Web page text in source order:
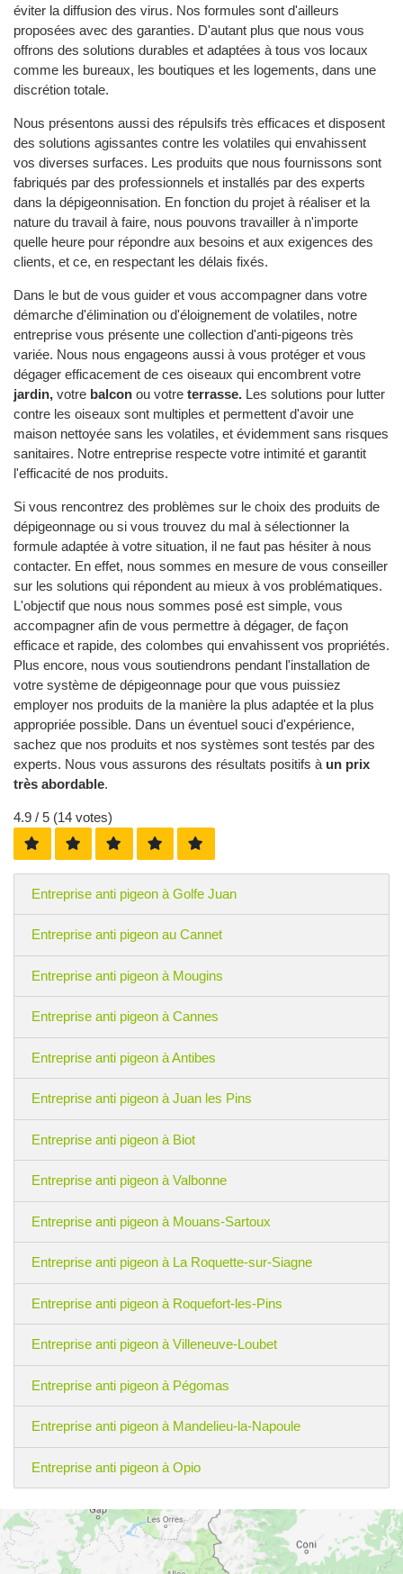
éviter la diffusion des virus. Nos formules sont d'ailleurs
proposées avec des garanties. D'autant plus que nous vous
offrons des solutions durables et adaptées à tous vos locaux
comme les bureaux, les boutiques et les logements, dans une
discrétion totale.
Nous présentons aussi des répulsifs très efficaces et disposent
des solutions agissantes contre les volatiles qui envahissent
vos diverses surfaces. Les produits que nous fournissons sont
fabriqués par des professionnels et installés par des experts
dans la dépigeonnisation. En fonction du projet à réaliser et la
nature du travail à faire, nous pouvons travailler à n'importe
quelle heure pour répondre aux besoins et aux exigences des
clients, et ce, en respectant les délais fixés.
Dans le but de vous guider et vous accompagner dans votre
démarche d'élimination ou d'éloignement de volatiles, notre
entreprise vous présente une collection d'anti-pigeons très
variée. Nous nous engageons aussi à vous protéger et vous
dégager efficacement de ces oiseaux qui encombrent votre
jardin, votre balcon ou votre terrasse. Les solutions pour lutter
contre les oiseaux sont multiples et permettent d'avoir une
maison nettoyée sans les volatiles, et évidemment sans risques
sanitaires. Notre entreprise respecte votre intimité et garantit
l'efficacité de nos produits.
Si vous rencontrez des problèmes sur le choix des produits de
dépigeonnage ou si vous trouvez du mal à sélectionner la
formule adaptée à votre situation, il ne faut pas hésiter à nous
contacter. En effet, nous sommes en mesure de vous conseiller
sur les solutions qui répondent au mieux à vos problématiques.
L'objectif que nous nous sommes posé est simple, vous
accompagner afin de vous permettre à dégager, de façon
efficace et rapide, des colombes qui envahissent vos propriétés.
Plus encore, nous vous soutiendrons pendant l'installation de
votre système de dépigeonnage pour que vous puissiez
employer nos produits de la manière la plus adaptée et la plus
appropriée possible. Dans un éventuel souci d'expérience,
sachez que nos produits et nos systèmes sont testés par des
experts. Nous vous assurons des résultats positifs à un prix
très abordable.
4.9 / 5 (14 votes)
Entreprise anti pigeon à Golfe Juan
Entreprise anti pigeon au Cannet
Entreprise anti pigeon à Mougins
Entreprise anti pigeon à Cannes
Entreprise anti pigeon à Antibes
Entreprise anti pigeon à Juan les Pins
Entreprise anti pigeon à Biot
Entreprise anti pigeon à Valbonne
Entreprise anti pigeon à Mouans-Sartoux
Entreprise anti pigeon à La Roquette-sur-Siagne
Entreprise anti pigeon à Roquefort-les-Pins
Entreprise anti pigeon à Villeneuve-Loubet
Entreprise anti pigeon à Pégomas
Entreprise anti pigeon à Mandelieu-la-Napoule
Entreprise anti pigeon à Opio